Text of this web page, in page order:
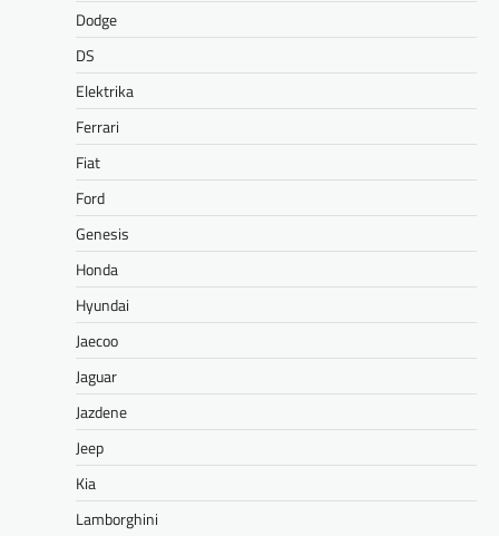
Dodge
DS
Elektrika
Ferrari
Fiat
Ford
Genesis
Honda
Hyundai
Jaecoo
Jaguar
Jazdene
Jeep
Kia
Lamborghini